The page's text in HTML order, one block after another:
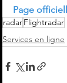
Page
radarFlightradar
Services en ligne